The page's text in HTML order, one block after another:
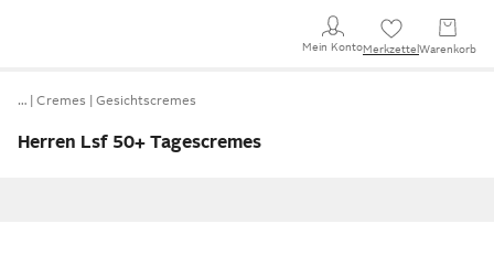
Mein KontoMerkzettel Warenkorb
… Cremes Gesichtscremes
Herren Lsf 50+ Tagescremes